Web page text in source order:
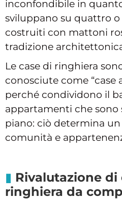
inconfondibile in
sviluppano su quattro
costruiti con mattoni
tradizione
Le case di ringhiera
conosciute come “case
perché condividono il
appartamenti che
piano: ciò determina
comunità e
Rivalutazione di
ringhiera da